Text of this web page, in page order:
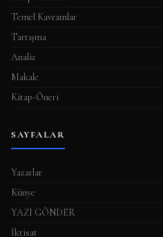
Temel Kavramlar
Tartışma
Analiz
Makale
Kitap-Öneri
SAYFALAR
Yazarlar
Künye
YAZI GÖNDER
İktisat